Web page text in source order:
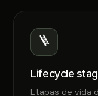
🪜
Lifecycle
Etapas de vida